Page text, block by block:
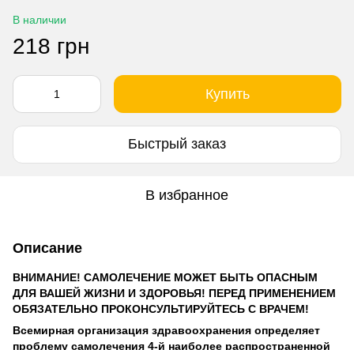
В наличии
218 грн
Купить
Быстрый заказ
В избранное
Описание
ВНИМАНИЕ! САМОЛЕЧЕНИЕ МОЖЕТ БЫТЬ ОПАСНЫМ
ДЛЯ ВАШЕЙ ЖИЗНИ И ЗДОРОВЬЯ! ПЕРЕД ПРИМЕНЕНИЕМ
ОБЯЗАТЕЛЬНО ПРОКОНСУЛЬТИРУЙТЕСЬ С ВРАЧЕМ!
Всемирная организация здравоохранения определяет
проблему самолечения 4-й наиболее распространенной